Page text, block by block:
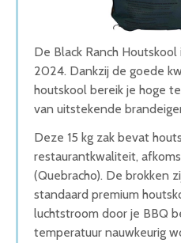
De Black Ranch
2024. Dankzij de goede
houtskool bereik je hoge
van uitstekende
Deze 15 kg zak bevat
restaurantkwaliteit,
(Quebracho). De brokken
standaard premium
luchtstroom door je BBQ
temperatuur nauwkeurig